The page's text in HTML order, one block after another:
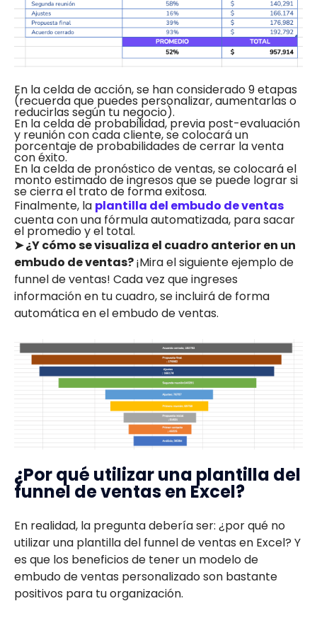
En la celda de acción, se han considerado 9 etapas
(recuerda que puedes personalizar, aumentarlas o
reducirlas según tu negocio).
En la celda de probabilidad, previa post-evaluación
y reunión con cada cliente, se colocará un
porcentaje de probabilidades de cerrar la venta
con éxito.
En la celda de pronóstico de ventas, se colocará el
monto estimado de ingresos que se puede lograr si
se cierra el trato de forma exitosa.
Finalmente, la plantilla del embudo de ventas
cuenta con una fórmula automatizada, para sacar
el promedio y el total.
➤ ¿Y cómo se visualiza el cuadro anterior en un
embudo de ventas?¡Mira el siguiente ejemplo de
funnel de ventas! Cada vez que ingreses
información en tu cuadro, se incluirá de forma
automática en el embudo de ventas.
¿Por qué utilizar una plantilla del
funnel de ventas en Excel?
En realidad, la pregunta debería ser: ¿por qué no
utilizar una plantilla del funnel de ventas en Excel? Y
es que los beneficios de tener un modelo de
embudo de ventas personalizado son bastante
positivos para tu organización.